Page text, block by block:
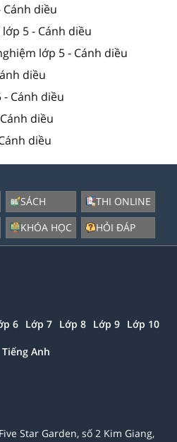
Cánh diều
5 - Cánh diều
lớp 5 - Cánh diều
diều
- Cánh diều
diều
diều
SÁCH
KHÓA HỌC
THI ONLINE
HỎI ĐÁP
6 Lớp 7 Lớp 8 Lớp 9 Lớp 10
Tiếng Anh
Star Garden, số 2 Kim Giang,